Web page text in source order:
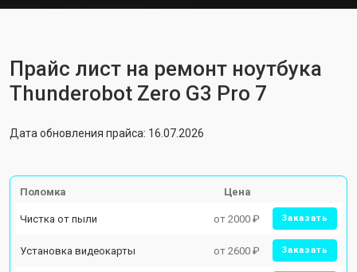
Прайс лист на ремонт ноутбука
Thunderobot Zero G3 Pro 7
Дата обновления прайса: 16.07.2026
Поломка Цена
Чистка от пыли от 2000 ₽ Заказать
Установка видеокарты от 2600 ₽ Заказать